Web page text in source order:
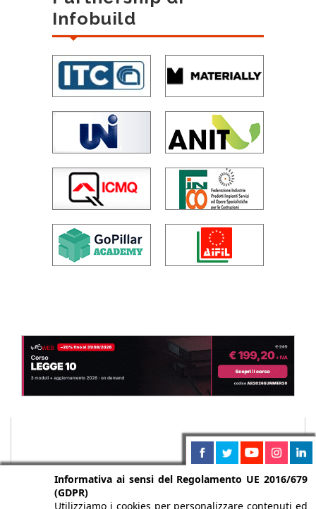
Infobuild
Informativa ai sensi del Regolamento UE 2016/679
(GDPR)
Utilizziamo i cookies per personalizzare contenuti ed